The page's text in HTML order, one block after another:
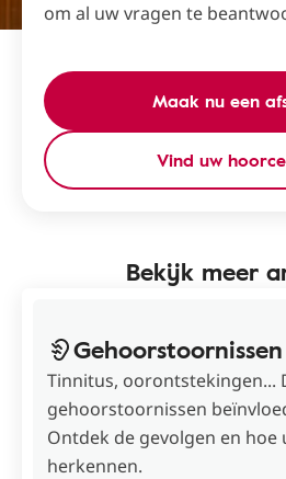
om al uw vragen te
Maak nu een
Vind uw
Bekijk meer
Gehoorstoornissen
Tinnitus, oorontstekingen...
gehoorstoornissen
Ontdek de gevolgen en hoe
herkennen.